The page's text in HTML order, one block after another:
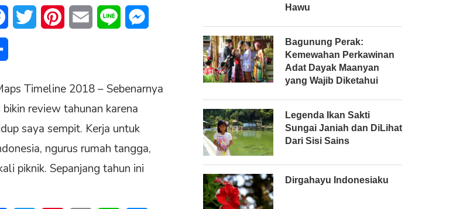
FacebookTwitter PinterestEmail Line
Timeline 2018 – Sebenarnya
review tahunan karena
saya sempit. Kerja untuk
ngurus rumah tangga,
piknik. Sepanjang tahun ini
Hawu
Bagunung Perak:
Kemewahan Perkawinan
Adat Dayak Maanyan
yang Wajib Diketahui
Legenda Ikan Sakti
Sungai Janiah dan DiLihat
Dari Sisi Sains
Dirgahayu Indonesiaku